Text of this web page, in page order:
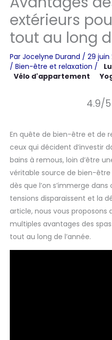
extérieurs
tout au long
Par Jocelyne Durand / 29 juin
/ Bien-être et relaxation /
Vélo d'appartement
4.9/
En quête de bien-être et de
ceux qui décident d’investir
bains à remous, loin d’être
véritable source de bien-
dès que l’on s’immerge
tensions disparaissent et la
article, nous vous proposons
multiples avantages des
tout au long de l’année.